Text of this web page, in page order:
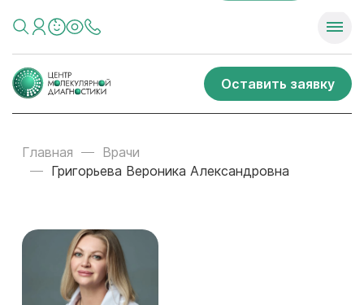
Оставить заявку
Главная
Врачи
Григорьева Вероника Александровна